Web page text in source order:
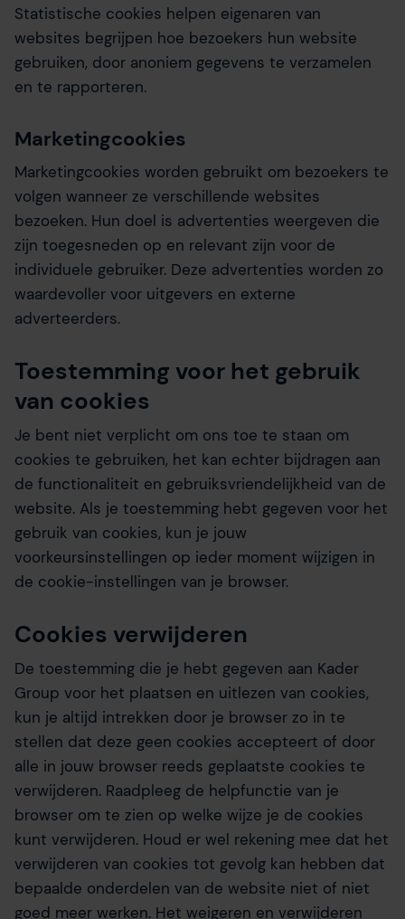
Statistische cookies helpen eigenaren van
websites begrijpen hoe bezoekers hun website
gebruiken, door anoniem gegevens te verzamelen
en te rapporteren.
Marketingcookies
Marketingcookies worden gebruikt om bezoekers te
volgen wanneer ze verschillende websites
bezoeken. Hun doel is advertenties weergeven die
zijn toegesneden op en relevant zijn voor de
individuele gebruiker. Deze advertenties worden zo
waardevoller voor uitgevers en externe
adverteerders.
Toestemming voor het gebruik
van cookies
Je bent niet verplicht om ons toe te staan om
cookies te gebruiken, het kan echter bijdragen aan
de functionaliteit en gebruiksvriendelijkheid van de
website. Als je toestemming hebt gegeven voor het
gebruik van cookies, kun je jouw
voorkeursinstellingen op ieder moment wijzigen in
de cookie-instellingen van je browser.
Cookies verwijderen
De toestemming die je hebt gegeven aan Kader
Group voor het plaatsen en uitlezen van cookies,
kun je altijd intrekken door je browser zo in te
stellen dat deze geen cookies accepteert of door
alle in jouw browser reeds geplaatste cookies te
verwijderen. Raadpleeg de helpfunctie van je
browser om te zien op welke wijze je de cookies
kunt verwijderen. Houd er wel rekening mee dat het
verwijderen van cookies tot gevolg kan hebben dat
bepaalde onderdelen van de website niet of niet
goed meer werken. Het weigeren en verwijderen